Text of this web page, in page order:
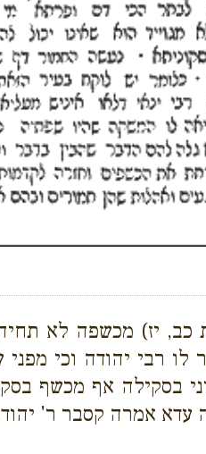
כב, יז) מכשפה לא
יהודה וכי מפני
בסקילה אף מכשף
עדא אמרה קסבר ר'